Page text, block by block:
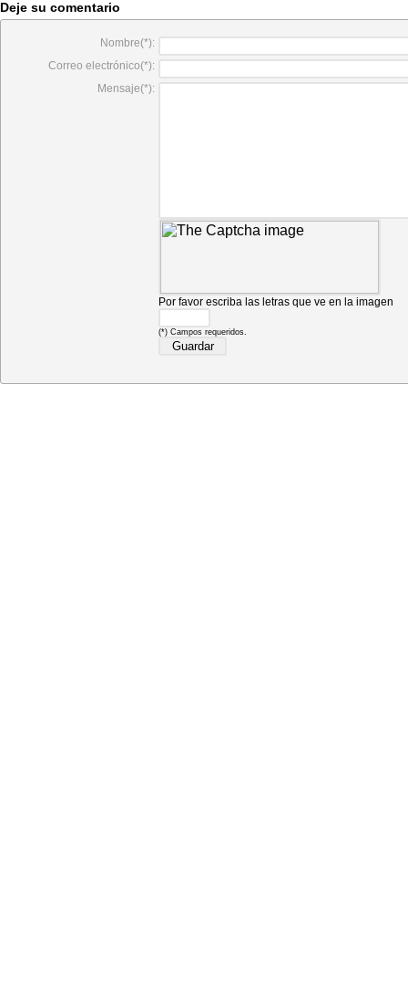
Deje su comentario
Nombre(*):
Correo electrónico(*):
Mensaje(*):
Por favor escriba las letras que ve en la imagen
(*) Campos requeridos.